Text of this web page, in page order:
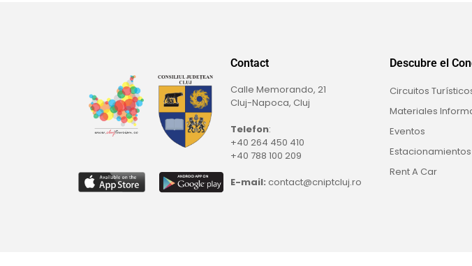
Contact
Calle Memorando, 21
Cluj-Napoca, Cluj
Telefon:
+40 264 450 410
+40 788 100 209
E-mail: contact@cniptcluj.ro
Descubre el
Circuitos
Materiales
Eventos
Estacionamientos
Rent A Car